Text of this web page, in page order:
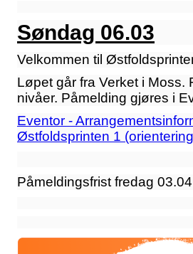
Søndag 06.03
Velkommen til
Løpet går fra Verket i Moss.
nivåer. Påmelding gjøres i
Eventor -
Østfoldsprinten 1
Påmeldingsfrist fredag